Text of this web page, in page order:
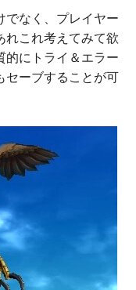
でなく、プレイヤー
れこれ考えてみて欲
的にトライ＆エラー
セーブすることが可